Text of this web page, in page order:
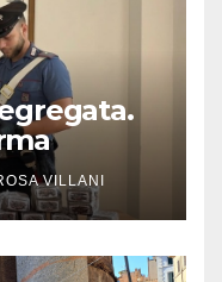
VILLANI